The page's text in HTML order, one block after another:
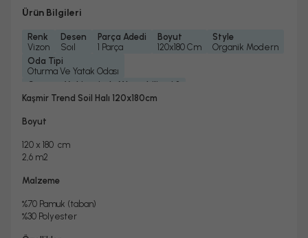
Ürün Bilgileri
Renk
Vizon
Desen
Soıl
Parça Adedi
1 Parça
Boyut
120x180 Cm
Style
Organik Modern
Oda Tipi
Oturma Ve Yatak Odası
Çamaşır Makinesinde Yıkanabilir mi ?
Evet
Evet
Kaşmir Trend Soil Halı 120x180cm
Boyut
120 x 180 cm
2,6 m2
Malzeme
%70 Pamuk (taban)
%30 Polyester